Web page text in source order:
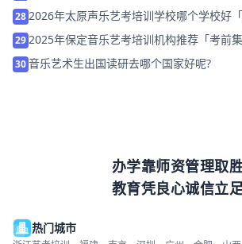
28 2026年太原声乐艺考培训学校哪个学校好
生」
29 2025年保定音乐艺考培训机构推荐「考前集
30音乐艺术生出国读研去哪个国家好呢?
办学靠师资管理取
教育凭良心诚信立足
热门城市